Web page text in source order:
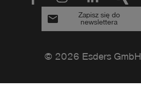
email
Zapisz się do
newslettera
© 2026 Esders GmbH